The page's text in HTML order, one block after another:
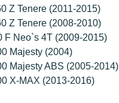
Z Tenere (2011-2015)
Z Tenere (2008-2010)
F Neo`s 4T (2009-2015)
Majesty (2004)
Majesty ABS (2005-2014)
X-MAX (2013-2016)